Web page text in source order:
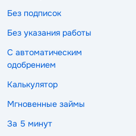
Без подписок
Без указания работы
С автоматическим
одобрением
Калькулятор
Мгновенные займы
За 5 минут